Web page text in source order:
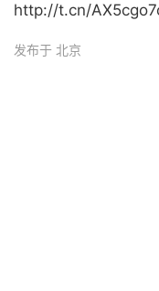
http://t.cn/
发布于 北京